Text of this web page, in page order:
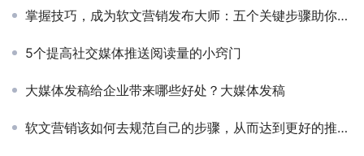
掌握技巧，成为软文营销发布大师：五个关键步骤助你轻松发布
5个提高社交媒体推送阅读量的小窍门
大媒体发稿给企业带来哪些好处？大媒体发稿
软文营销该如何去规范自己的步骤，从而达到更好的推广效果